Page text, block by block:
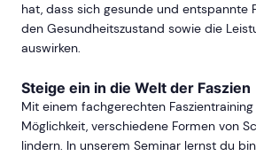
hat, dass sich gesunde und entspannte
den Gesundheitszustand sowie die
auswirken.
Steige ein in die Welt der Faszien
Mit einem fachgerechten
Möglichkeit, verschiedene Formen von
lindern. In unserem Seminar lernst du